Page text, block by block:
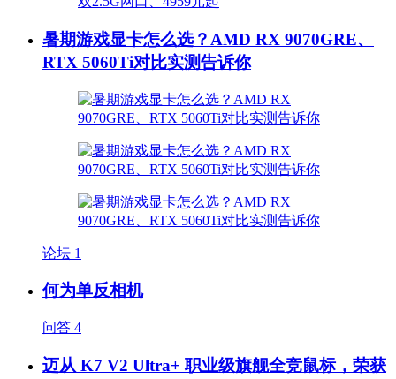
暑期游戏显卡怎么选？AMD RX 9070GRE、
RTX 5060Ti对比实测告诉你
论坛 1
何为单反相机
问答 4
迈从 K7 V2 Ultra+ 职业级旗舰全竞鼠标，荣获